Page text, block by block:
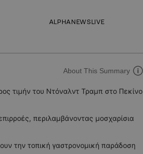
ALPHANEWSLIVE
About This Summary
τιμήν του Ντόναλντ Τραμπ στο Πεκίνο
περιλαμβάνοντας μοσχαρίσια
την τοπική γαστρονομική παράδοση